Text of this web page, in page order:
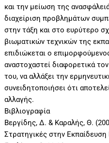
και την μείωση της
διαχείριση προβλημάτων
στην τάξη και στο ευρύτερο
βιωματικών τεχνικών της
επιδιώκεται ο
αναστοχαστεί διαφορετικά
του, να αλλάξει την
συνειδητοποιήσει ότι
αλλαγής.
Βιβλιογραφία
Βεργίδης, Δ. & Καραλής, Θ.
Στρατηγικές στην